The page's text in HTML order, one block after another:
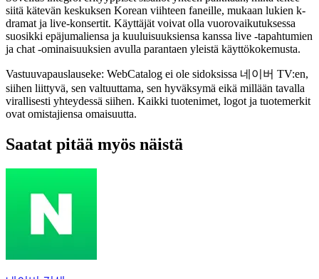
siitä kätevän keskuksen Korean viihteen faneille, mukaan lukien k-
dramat ja live-konsertit. Käyttäjät voivat olla vuorovaikutuksessa
suosikki epäjumaliensa ja kuuluisuuksiensa kanssa live -tapahtumien
ja chat -ominaisuuksien avulla parantaen yleistä käyttökokemusta.
Vastuuvapauslauseke: WebCatalog ei ole sidoksissa 네이버 TV:en,
siihen liittyvä, sen valtuuttama, sen hyväksymä eikä millään tavalla
virallisesti yhteydessä siihen. Kaikki tuotenimet, logot ja tuotemerkit
ovat omistajiensa omaisuutta.
Saatat pitää myös näistä